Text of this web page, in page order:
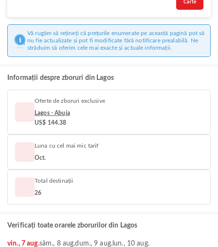
Carte
Vă rugăm să rețineți că prețurile enumerate pe această pagină pot să
nu fie actualizate și pot fi modificate fără notificare prealabilă. Ne
străduim să oferim cele mai exacte și actuale informații.
Informații despre zboruri din Lagos
Oferte de zboruri exclusive
Lagos - Abuja
US$ 144.38
Luna cu cel mai mic tarif
Oct.
Total destinații
26
Verificați toate orarele zborurilor din Lagos
vin., 7 aug.sâm., 8 aug.dum., 9 aug. lun., 10 aug.